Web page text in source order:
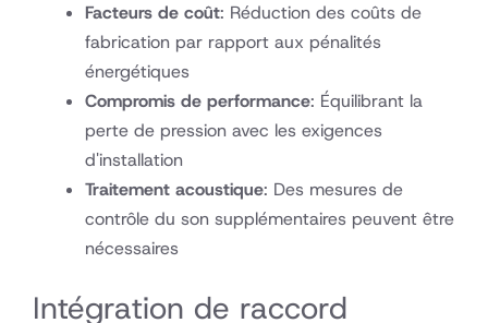
Facteurs de coût: Réduction des coûts de
fabrication par rapport aux pénalités
énergétiques
Compromis de performance: Équilibrant la
perte de pression avec les exigences
d'installation
Traitement acoustique: Des mesures de
contrôle du son supplémentaires peuvent être
nécessaires
Intégration de raccord